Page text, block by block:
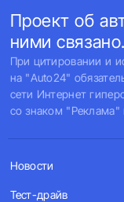
Проект об
ними связано.
При цитировании и
на "Auto24"
сети Интернет
со знаком "Реклама"
Новости
Тест-драйв